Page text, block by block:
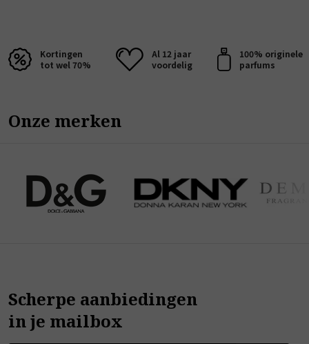
Kortingen
tot wel 70%
Al 12 jaar
voordelig
100% originele
parfums
Onze merken
Scherpe aanbiedingen
in je mailbox